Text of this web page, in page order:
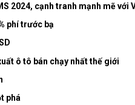
2024, cạnh tranh mạnh mẽ với
phí trước bạ
ô tô bán chạy nhất thế giới
phá